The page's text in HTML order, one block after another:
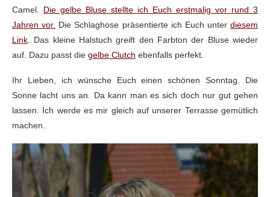
Camel. Die gelbe Bluse stellte ich Euch erstmalig vor rund 3
Jahren vor. Die Schlaghose präsentierte ich Euch unter diesem
Link . Das kleine Halstuch greift den Farbton der Bluse wieder
auf. Dazu passt die gelbe Clutch ebenfalls perfekt.
Ihr Lieben, ich wünsche Euch einen schönen Sonntag. Die
Sonne lacht uns an. Da kann man es sich doch nur gut gehen
lassen. Ich werde es mir gleich auf unserer Terrasse gemütlich
machen.